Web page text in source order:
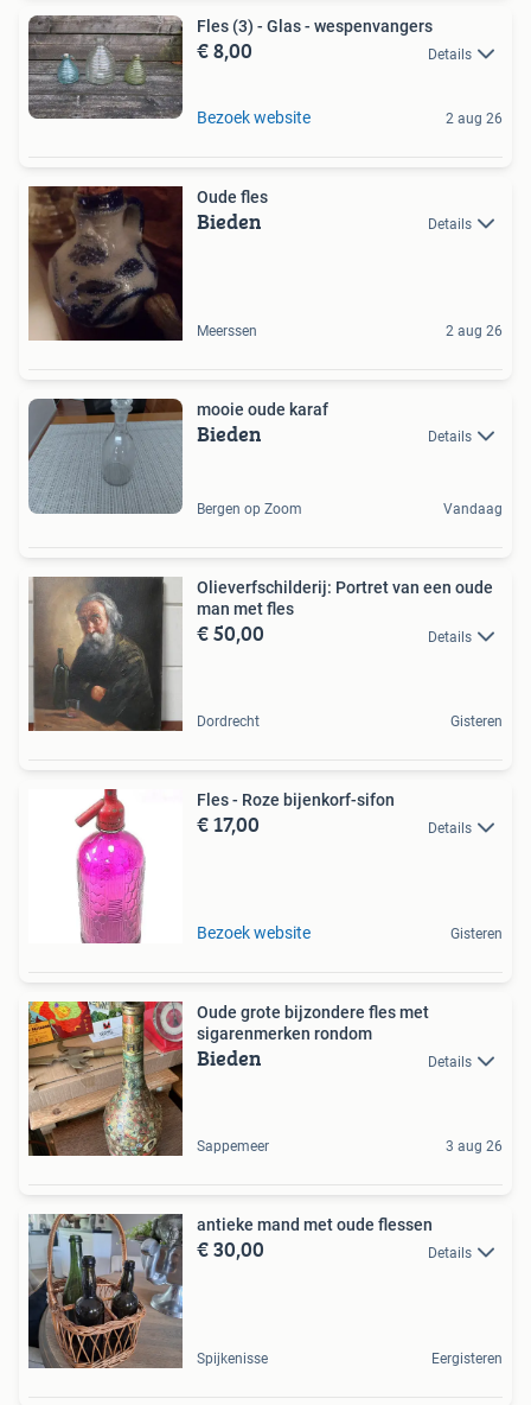
Fles (3) - Glas - wespenvangers
€ 8,00 Details
Bezoek website 2 aug 26
Oude fles
Bieden Details
Meerssen 2 aug 26
mooie oude karaf
Bieden Details
Bergen op Zoom Vandaag
Olieverfschilderij: Portret van een oude
man met fles
€ 50,00 Details
Dordrecht Gisteren
Fles - Roze bijenkorf-sifon
€ 17,00 Details
Bezoek website Gisteren
Oude grote bijzondere fles met
sigarenmerken rondom
Bieden Details
Sappemeer 3 aug 26
antieke mand met oude flessen
€ 30,00 Details
Spijkenisse Eergisteren